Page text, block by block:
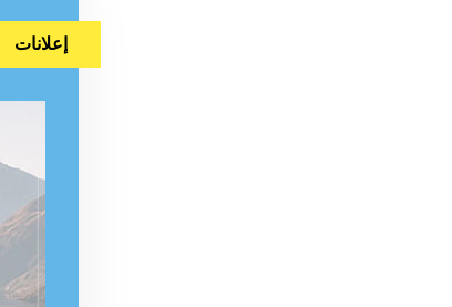
إعلانات